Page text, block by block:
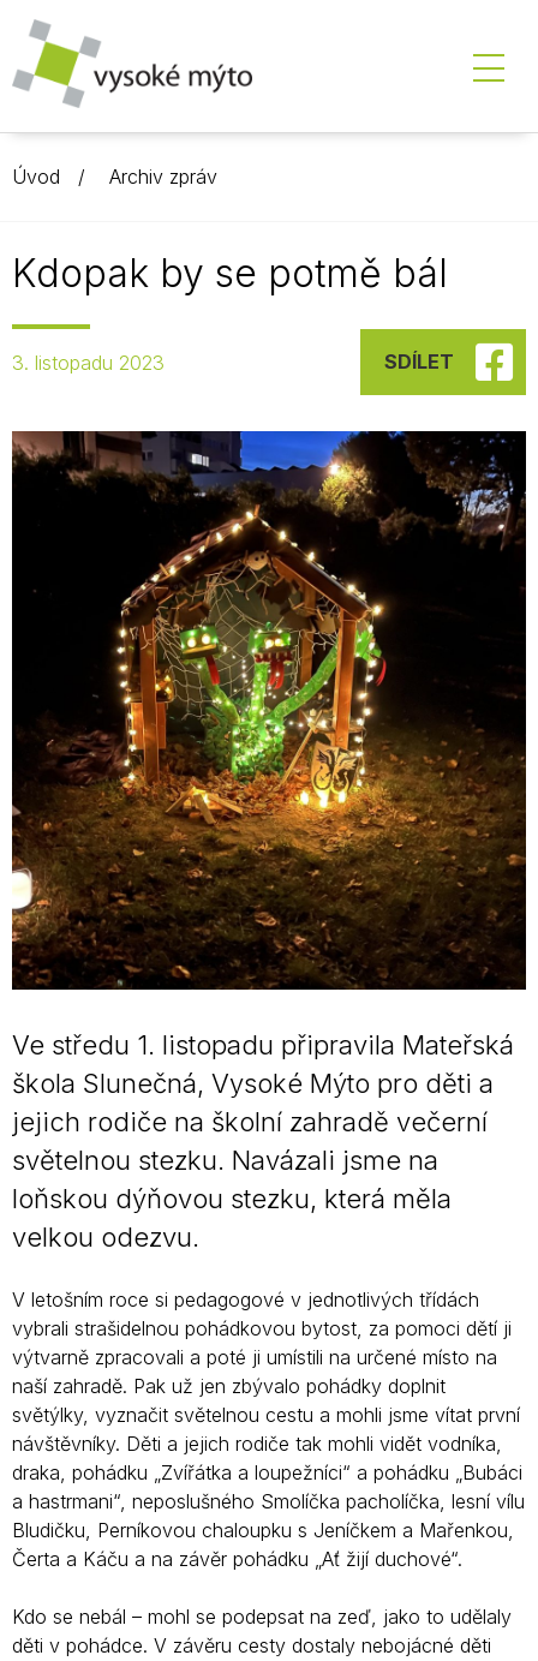
Úvod Archiv zpráv
Kdopak by se potmě bál
3. listopadu 2023 SDÍLET
Ve středu 1. listopadu připravila Mateřská
škola Slunečná, Vysoké Mýto pro děti a
jejich rodiče na školní zahradě večerní
světelnou stezku. Navázali jsme na
loňskou dýňovou stezku, která měla
velkou odezvu.
V letošním roce si pedagogové v jednotlivých třídách
vybrali strašidelnou pohádkovou bytost, za pomoci dětí ji
výtvarně zpracovali a poté ji umístili na určené místo na
naší zahradě. Pak už jen zbývalo pohádky doplnit
světýlky, vyznačit světelnou cestu a mohli jsme vítat první
návštěvníky. Děti a jejich rodiče tak mohli vidět vodníka,
draka, pohádku „Zvířátka a loupežníci“ a pohádku „Bubáci
a hastrmani“, neposlušného Smolíčka pacholíčka, lesní vílu
Bludičku, Perníkovou chaloupku s Jeníčkem a Mařenkou,
Čerta a Káču a na závěr pohádku „Ať žijí duchové“.
Kdo se nebál – mohl se podepsat na zeď, jako to udělaly
děti v pohádce. V závěru cesty dostaly nebojácné děti